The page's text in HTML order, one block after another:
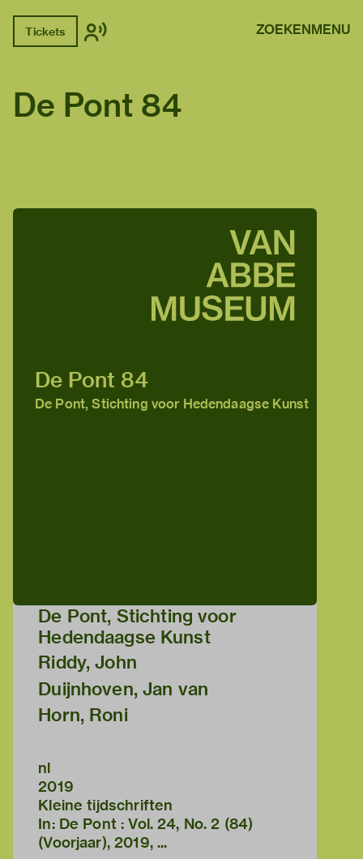
Tickets ZOEKENMENU
De Pont 84
De Pont 84
De Pont, Stichting voor Hedendaagse Kunst
De Pont, Stichting voor
Hedendaagse Kunst
Riddy, John
Duijnhoven, Jan van
Horn, Roni
nl
2019
Kleine tijdschriften
In: De Pont : Vol. 24, No. 2 (84)
(Voorjaar), 2019, ...